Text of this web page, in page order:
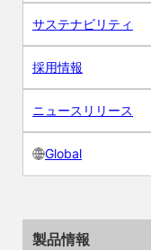
サステナビリティ
採用情報
ニュースリリース
Global
製品情報